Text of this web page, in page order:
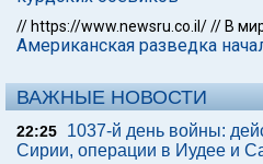
// https://www.newsru.co.il/// В
Американская разведка
ВАЖНЫЕ НОВОСТИ
22:25
1037-й день войны:
Сирии, операции в Иудее и